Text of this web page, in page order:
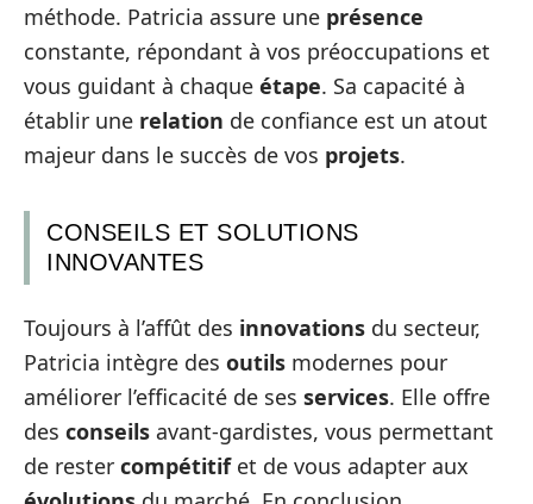
méthode. Patricia assure une présence
constante, répondant à vos préoccupations et
vous guidant à chaque étape. Sa capacité à
établir une relation de confiance est un atout
majeur dans le succès de vos projets.
CONSEILS ET SOLUTIONS
INNOVANTES
Toujours à l’affût des innovations du secteur,
Patricia intègre des outils modernes pour
améliorer l’efficacité de ses services. Elle offre
des conseils avant-gardistes, vous permettant
de rester compétitifet de vous adapter aux